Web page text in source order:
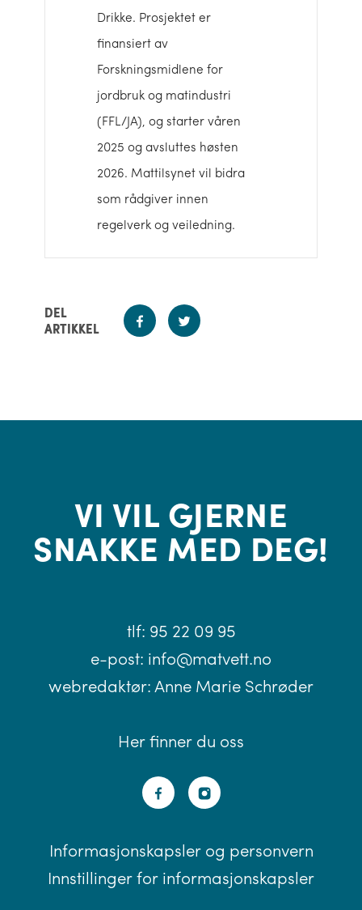
Drikke. Prosjektet er
finansiert av
Forskningsmidlene for
jordbruk og matindustri
(FFL/JA), og starter våren
2025 og avsluttes høsten
2026. Mattilsynet vil bidra
som rådgiver innen
regelverk og veiledning.
DEL
ARTIKKEL
VI VIL GJERNE
SNAKKE MED DEG!
tlf: 95 22 09 95
e-post: info@matvett.no
webredaktør:Anne Marie Schrøder
Her finner du oss
Informasjonskapsler og personvern
Innstillinger for informasjonskapsler